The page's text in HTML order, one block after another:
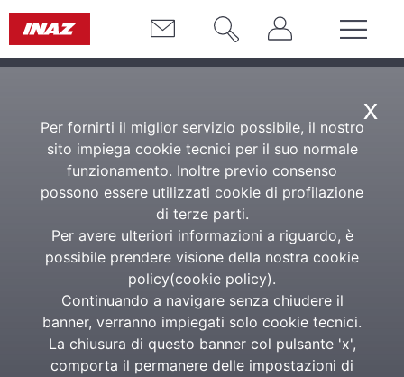
x
Per fornirti il miglior servizio possibile, il nostro
sito impiega cookie tecnici per il suo normale
funzionamento. Inoltre previo consenso
possono essere utilizzati cookie di profilazione
di terze parti.
Per avere ulteriori informazioni a riguardo, è
possibile prendere visione della nostra cookie
policy(cookie policy).
Continuando a navigare senza chiudere il
banner, verranno impiegati solo cookie tecnici.
La chiusura di questo banner col pulsante 'x',
comporta il permanere delle impostazioni di